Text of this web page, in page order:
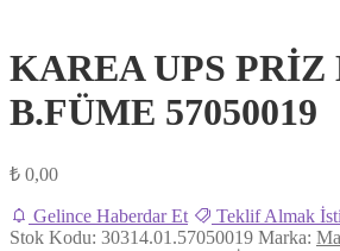
KAREA UPS PRİZ
B.FÜME 57050019
₺ 0,00
Gelince Haberdar Et
Teklif Almak
Stok Kodu: 30314.01.57050019 Marka: